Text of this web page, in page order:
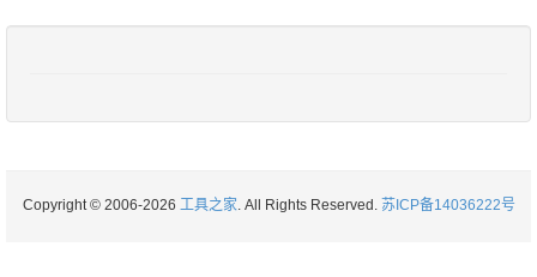
Copyright © 2006-2026 工具之家. All Rights Reserved. 苏ICP备14036222号